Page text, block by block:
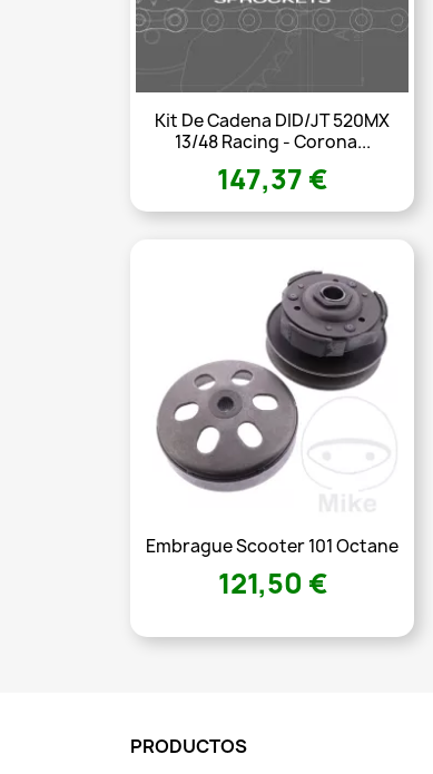
Kit De Cadena DID/JT 520MX
13/48 Racing - Corona...
147,37 €
Embrague Scooter 101 Octane
121,50 €
PRODUCTOS